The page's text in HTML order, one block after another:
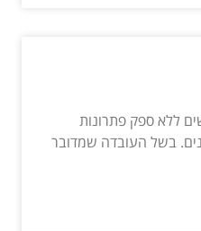
ללא ספק פתרונות
בשל העובדה שמדובר